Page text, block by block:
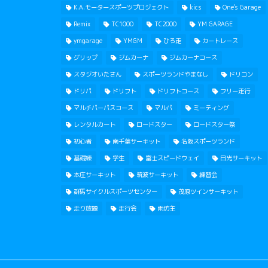
K.A.モータースポーツプロジェクト
kics
One's Garage
Remix
TC1000 TC2000
YM GARAGE
ymgarage
YMGM ひろ走
カートレース
グリップ
ジムカーナ
ジムカーナコース
スタジオいたさん
スポーツランドやまなし
ドリコン
ドリパ
ドリフト ドリフトコース
フリー走行
マルチパーパスコース
マルパ
ミーティング
レンタルカート
ロードスター
ロードスター祭
初心者
南千葉サーキット
名阪スポーツランド
基礎練
学生 富士スピードウェイ
日光サーキット
本庄サーキット
筑波サーキット
練習会
群馬サイクルスポーツセンター
茂原ツインサーキット
走り放題
走行会 雨坊主